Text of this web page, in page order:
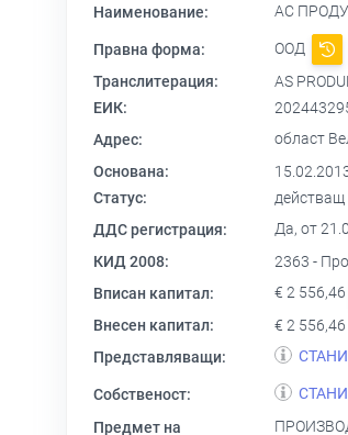
Наименование: АС
Правна форма:
ООД
Транслитерация:
AS
ЕИК:
Адрес:
област
Основана:
Статус:
действащ
ДДС регистрация:
Да, от
КИД 2008:
2363 -
Вписан капитал:
€ 2 556,46
Внесен капитал:
€ 2 556,46
Представляващи:
Собственост:
Предмет на